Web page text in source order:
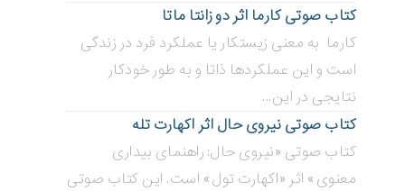
کتاب صوتی کارما اثر دو زانتا ماتا
کارما به معنی زیستکار یا عملکرد فرد در زندگی
است و این عملکردها ذاتا و به طور خودکار
نتایجی در این...
کتاب صوتی نیروی حال اثر اکهارت تله
کتاب صوتی «نیروی حال: راهنمای بیداری
معنوی» اثر «اکهارت تول» است. این کتاب صوتی